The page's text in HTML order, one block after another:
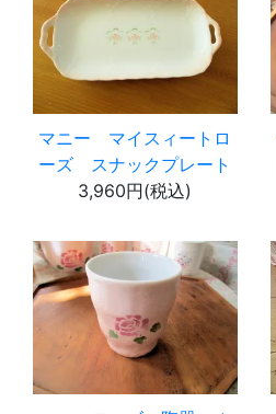
マニー マイスィートロ
ーズ スナックプレート
3,960円(税込)